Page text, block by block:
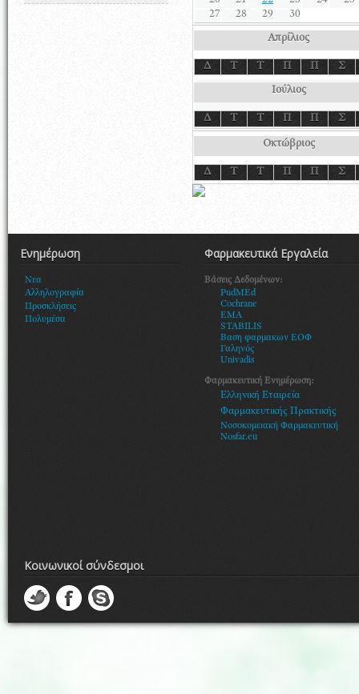
27
28 29 30
Απρίλιος
Δ Τ Τ Π Π Σ
Ιούλιος
Δ Τ Τ Π Π Σ
Οκτώβριος
Δ Τ Τ Π Π Σ
Ενημέρωση
Νεα
Αλληλογραφία
Προσκλήσεις
Πολυμέσα
Φαρμακευτικά Εργαλεία
Βάσεις Δεδομένων:
PudMEd
Cochrane
EMA
STABILIS
Βαση φαρμακων ΕΟΦ
Γαληνός
Univadis
Φαρμακευτική Ενημέρωση:
Ελληνική Εταιρεία
Φαρμακευτικής Πρακτικής
Νοσοκομειακή Φαρμακευτική
Nosfar.eu
Κοινωνικοί σύνδεσμοι